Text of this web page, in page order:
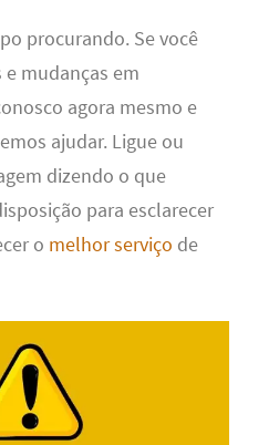
procurando. Se você
mudanças em
agora mesmo e
ajudar. Ligue ou
dizendo o que
para esclarecer
o melhor serviço de